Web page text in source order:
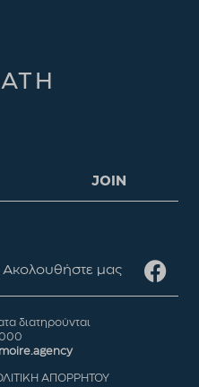
JOIN
Ακολουθήστε μας
διατηρούνται
ΑΠΟΡΡΗΤΟΥ